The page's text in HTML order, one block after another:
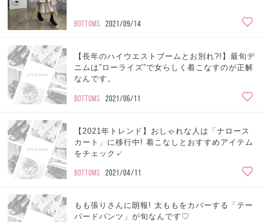
BOTTOMS 2021/09/14
【長年のハイウエストブームとお別れ?!】最旬デ
ニムは”ローライズ”で女らしく着こなすのが正解
なんです。
BOTTOMS 2021/06/11
【2021年トレンド】おしゃれな人は「ナロース
カート」に移行中! 着こなしとおすすめアイテム
をチェック✓
BOTTOMS 2021/04/11
もも張りさんに朗報! 太ももをカバーする「テー
パードパンツ」が旬なんです♡